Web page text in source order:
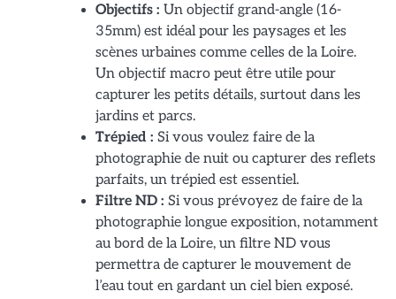
Objectifs : Un objectif grand-angle (16-
35mm) est idéal pour les paysages et les
scènes urbaines comme celles de la Loire.
Un objectif macro peut être utile pour
capturer les petits détails, surtout dans les
jardins et parcs.
Trépied : Si vous voulez faire de la
photographie de nuit ou capturer des reflets
parfaits, un trépied est essentiel.
Filtre ND : Si vous prévoyez de faire de la
photographie longue exposition, notamment
au bord de la Loire, un filtre ND vous
permettra de capturer le mouvement de
l’eau tout en gardant un ciel bien exposé.